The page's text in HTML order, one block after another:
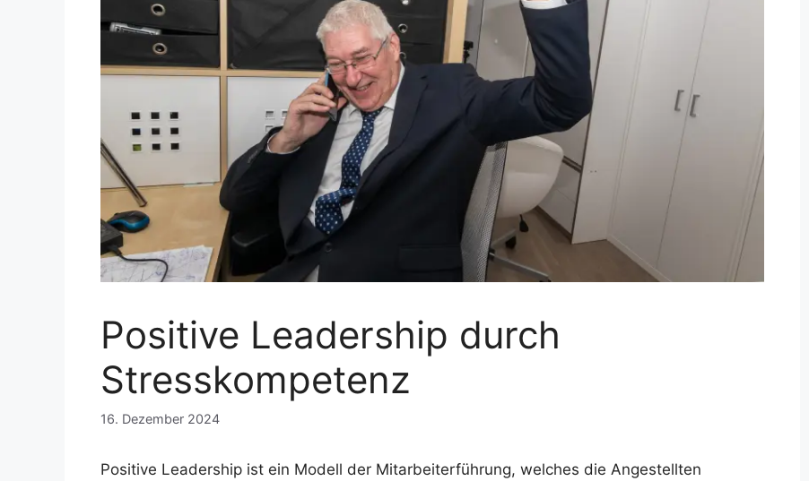
Positive Leadership durch
Stresskompetenz
16. Dezember 2024
Positive Leadership ist ein Modell der Mitarbeiterführung, welches die Angestellten